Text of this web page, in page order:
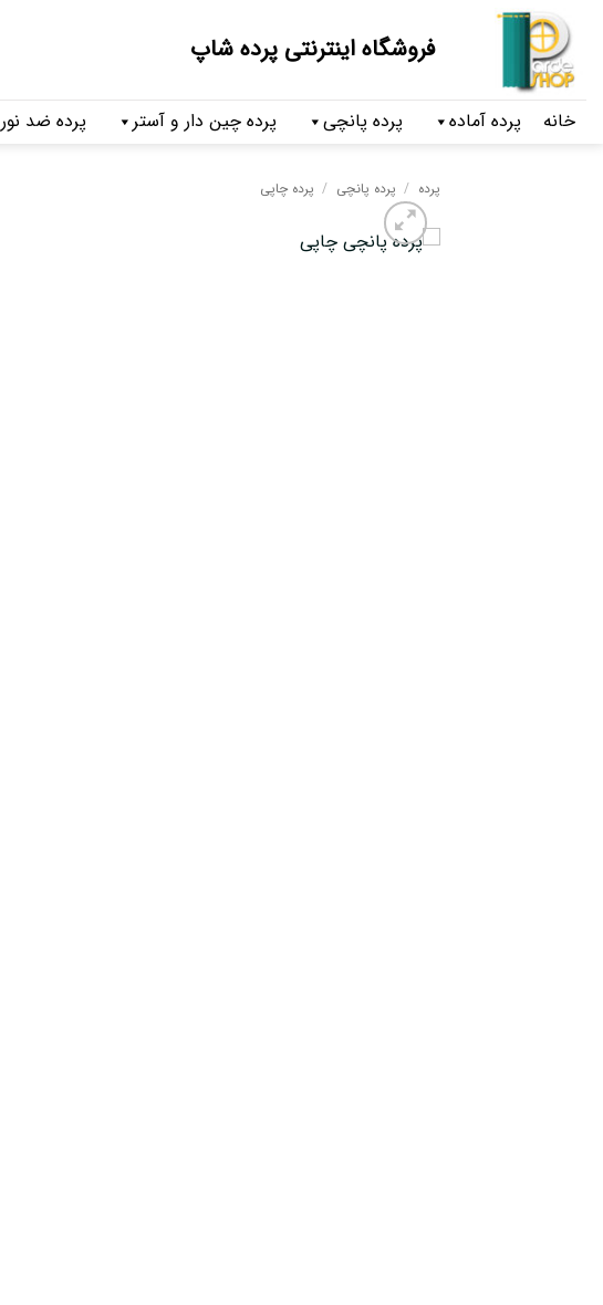
فروشگاه اینترنتی پرده شاپ
خانه پرده آماده پرده پانچی پرده چین دار و آستر پرده ضد نور
پرده / پرده پانچی / پرده چاپی